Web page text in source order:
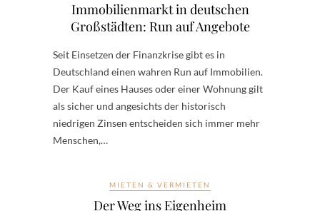
Immobilienmarkt in deutschen
Großstädten: Run auf Angebote
Seit Einsetzen der Finanzkrise gibt es in
Deutschland einen wahren Run auf Immobilien.
Der Kauf eines Hauses oder einer Wohnung gilt
als sicher und angesichts der historisch
niedrigen Zinsen entscheiden sich immer mehr
Menschen,…
MIETEN & VERMIETEN
Der Weg ins Eigenheim